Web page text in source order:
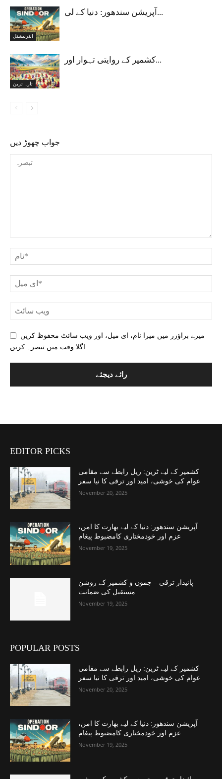
انٹرنیشنل
آپریشن سندھور: دنیا کے لی...
تازہ ترین
کشمیر کے روایتی تہوار اور...
جواب چھوڑ دیں
میرے براؤزر میں میرا نام، ای میل، اور ویب سائٹ محفوظ کریں
EDITOR PICKS
کشمیر کے لیے ٹرین: ریل رابطے سے مقامی
عوام کی خوشی، امید اور ترقی کا نیا سفر
November 20, 2025
آپریشن سندھور: دنیا کے لیے بھارت کا امن،
عزم اور خودمختاری کامضبوط پیغام
November 19, 2025
پائیدار ترقی – جموں و کشمیر کے روشن
مستقبل کی ضمانت
November 19, 2025
POPULAR POSTS
کشمیر کے لیے ٹرین: ریل رابطے سے مقامی
عوام کی خوشی، امید اور ترقی کا نیا سفر
November 20, 2025
آپریشن سندھور: دنیا کے لیے بھارت کا امن،
عزم اور خودمختاری کامضبوط پیغام
November 19, 2025